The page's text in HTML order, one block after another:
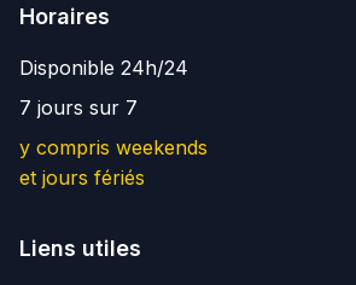
Horaires
Disponible 24h/24
7 jours sur 7
y compris weekends
et jours fériés
Liens utiles